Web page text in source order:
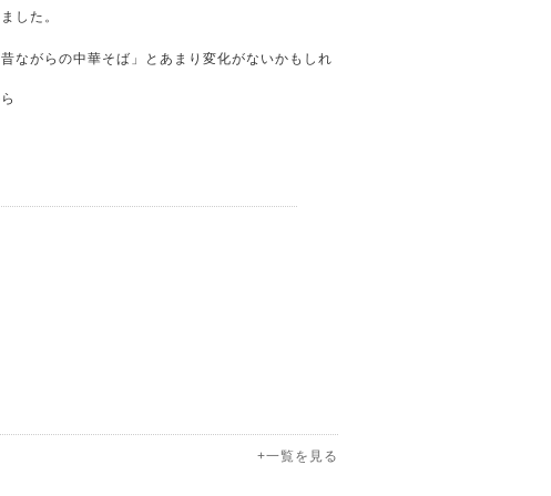
した。
ながらの中華そば」とあまり変化がないかもしれ
+一覧を見る